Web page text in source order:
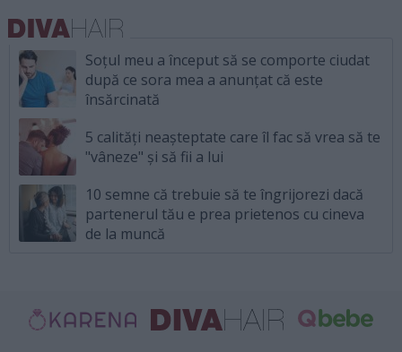
Soțul meu a început să se comporte ciudat
după ce sora mea a anunțat că este
însărcinată
5 calități neașteptate care îl fac să vrea să te
"vâneze" și să fii a lui
10 semne că trebuie să te îngrijorezi dacă
partenerul tău e prea prietenos cu cineva
de la muncă